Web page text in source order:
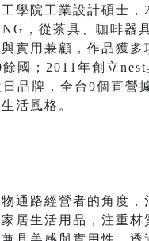
學院工業設計碩士，
，從茶具、咖啡器
實用兼顧，作品獲多
國；2011年創立nest
品牌，全台9個直營
活風格。
通路經營者的角度，
居生活用品，注重材